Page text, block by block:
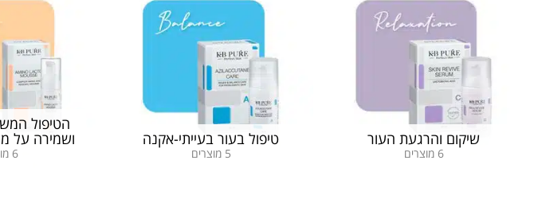
שיקום והרגעת העור
6 מוצרים
טיפול בעור בעייתי-אקנה
5 מוצרים
הטיפול
ושמירה על
6 מוצרים